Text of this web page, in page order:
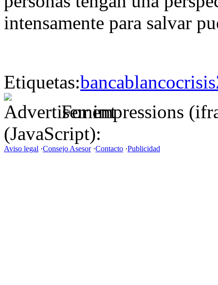
intensamente para salvar
Etiquetas:bancablancocrisis
For impressions
(JavaScript):
Aviso legal ·Consejo Asesor·Contacto ·Publicidad